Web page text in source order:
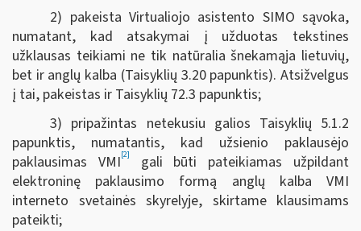
2) pakeista Virtualiojo asistento SIMO sąvoka,
numatant, kad atsakymai į užduotas tekstines
užklausas teikiami ne tik natūralia šnekamąja lietuvių,
bet ir anglų kalba (Taisyklių 3.20 papunktis). Atsižvelgus
į tai, pakeistas ir Taisyklių 72.3 papunktis;
3) pripažintas netekusiu galios Taisyklių 5.1.2
papunktis, numatantis, kad užsienio paklausėjo
paklausimas VMI[2]
gali būti pateikiamas užpildant
elektroninę paklausimo formą anglų kalba VMI
interneto svetainės skyrelyje, skirtame klausimams
pateikti;